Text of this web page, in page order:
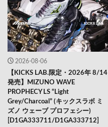
2026-08-06
【KICKS LAB.限定・2026年 8/14
発売】MIZUNO WAVE
PROPHECY LS “Light
Grey/Charcoal” (キックスラボ ミ
ズノ ウェーブ プロフェシー)
[D1GA333711/D1GA333712]